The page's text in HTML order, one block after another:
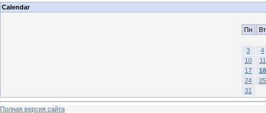
Calendar
Пн Вт
3
4
10
11
17
18
24
25
31
Полная версия сайта